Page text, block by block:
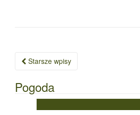
Nawigacja po
Starsze wpisy
Pogoda